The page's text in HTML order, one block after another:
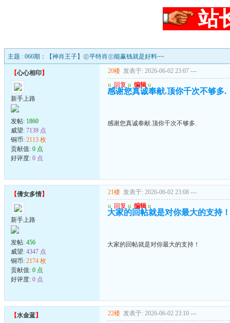
站
主题 : 060期：【神肖王子】㊣平特肖㊣能赢钱就是好料~~
【心心相印】
新手上路
发帖: 1860
威望: 7139 点
铜币: 2113 枚
贡献值: 0 点
好评度: 0 点
20楼 发表于: 2026-06-02 23:07 ---
u 回复 u 编辑 u
感谢您真诚奉献.顶你千次不够多.
感谢您真诚奉献.顶你千次不够多.
【倩女多情】
新手上路
发帖: 456
威望: 4347 点
铜币: 2174 枚
贡献值: 0 点
好评度: 0 点
21楼 发表于: 2026-06-02 23:08 ---
u 回复 u 编辑 u
大家的回帖就是对你最大的支持！
大家的回帖就是对你最大的支持！
【水金蓝】 22楼 发表于: 2026-06-02 23:10 ---